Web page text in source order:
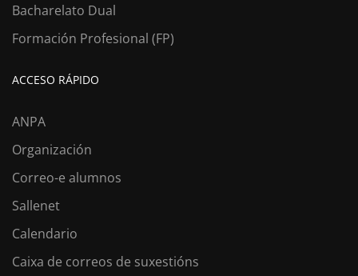
Bacharelato Dual
Formación Profesional (FP)
ACCESO RÁPIDO
ANPA
Organización
Correo-e alumnos
Sallenet
Calendario
Caixa de correos de suxestións